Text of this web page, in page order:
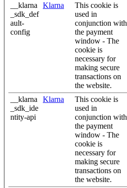
__klarna
_sdk_def
ault-
config
Klarna
This cookie is
used in
conjunction with
the payment
window - The
cookie is
necessary for
making secure
transactions on
the website.
__klarna
_sdk_ide
ntity-api
Klarna
This cookie is
used in
conjunction with
the payment
window - The
cookie is
necessary for
making secure
transactions on
the website.